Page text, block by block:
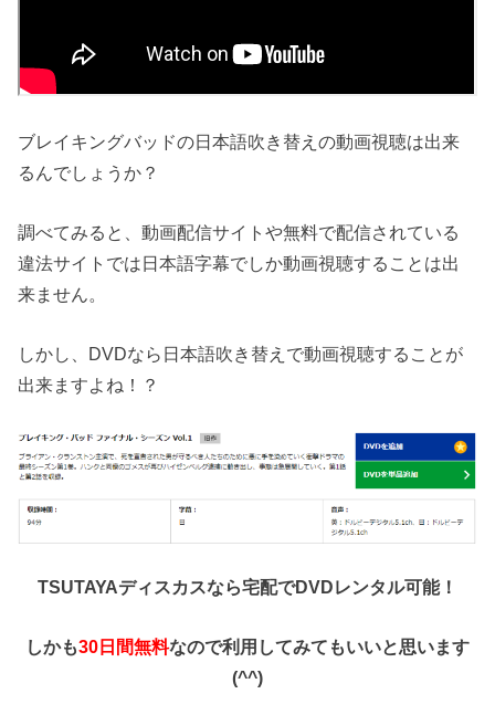
ブレイキングバッドの日本語吹き替えの動画視聴は出来
るんでしょうか？
調べてみると、動画配信サイトや無料で配信されている
違法サイトでは日本語字幕でしか動画視聴することは出
来ません。
しかし、DVDなら日本語吹き替えで動画視聴することが
出来ますよね！？
TSUTAYAディスカスなら宅配でDVDレンタル可能！
しかも30日間無料なので利用してみてもいいと思います
(^^)